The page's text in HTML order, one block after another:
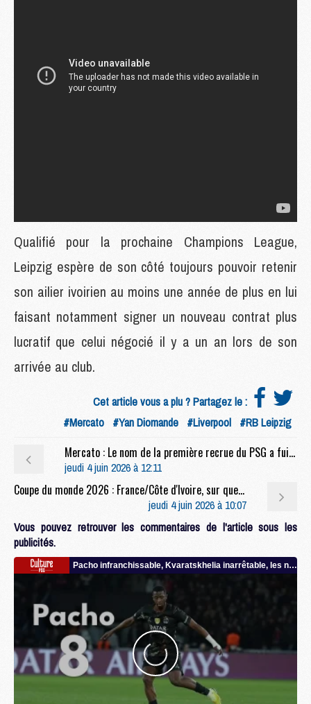
Qualifié pour la prochaine Champions League,
Leipzig espère de son côté toujours pouvoir retenir
son ailier ivoirien au moins une année de plus en lui
faisant notamment signer un nouveau contrat plus
lucratif que celui négocié il y a un an lors de son
arrivée au club.
Cet article vous a plu ? Partagez le :
#Mercato #Yan Diomande #Liverpool #RB Leipzig
Mercato : Le nom de la première recrue du PSG a fuité
jeudi 4 juin 2026 à 12:11
Coupe du monde 2026 : France/Côte d'Ivoire, sur quelle chaîne et à quelle heure regarder le match ?
jeudi 4 juin 2026 à 10:07
Vous pouvez retrouver les commentaires de l'article sous les
publicités.